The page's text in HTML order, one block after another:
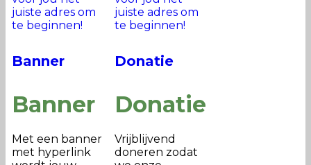
Banner
Banner
Met een banner
met hyperlink
Donatie
Donatie
Vrijblijvend
doneren zodat